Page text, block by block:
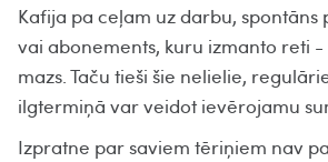
Kafija pa ceļam uz darbu, spontāns
vai abonements, kuru izmanto reti -
mazs. Taču tieši šie nelielie,
ilgtermiņā var veidot ievērojamu
Izpratne par saviem tēriņiem nav